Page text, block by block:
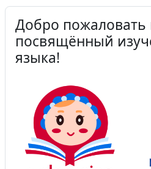
Добро пожаловать
посвящённый
языка!